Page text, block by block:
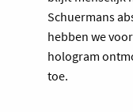
Schuermans
hebben we
hologram
toe.